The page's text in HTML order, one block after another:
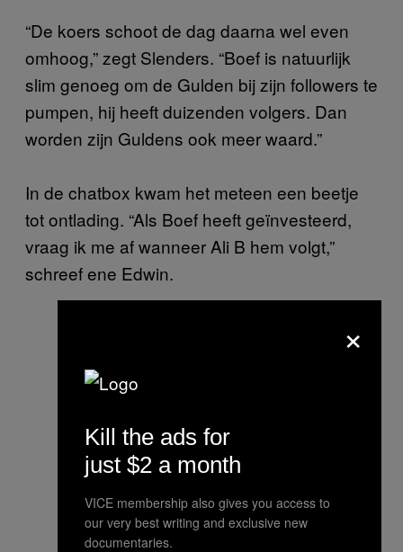
“De koers schoot de dag daarna wel even
omhoog,” zegt Slenders. “Boef is natuurlijk
slim genoeg om de Gulden bij zijn followers te
pumpen, hij heeft duizenden volgers. Dan
worden zijn Guldens ook meer waard.”
In de chatbox kwam het meteen een beetje
tot ontlading. “Als Boef heeft geïnvesteerd,
vraag ik me af wanneer Ali B hem volgt,”
schreef ene Edwin.
×
Kill the ads for
just $2 a month
VICE membership also gives you access to
our very best writing and exclusive new
documentaries.